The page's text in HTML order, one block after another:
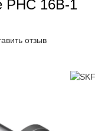
PHC 16B-1
отзыв